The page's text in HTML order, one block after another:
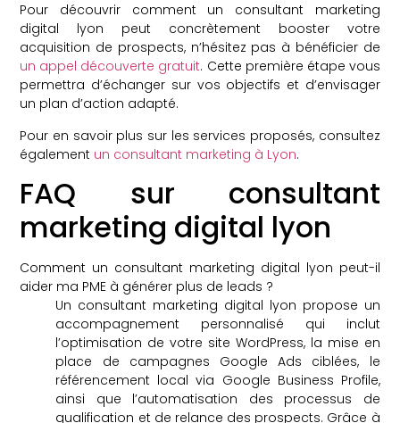
Pour découvrir comment un consultant marketing
digital lyon peut concrètement booster votre
acquisition de prospects, n’hésitez pas à bénéficier de
un appel découverte gratuit. Cette première étape vous
permettra d’échanger sur vos objectifs et d’envisager
un plan d’action adapté.
Pour en savoir plus sur les services proposés, consultez
également un consultant marketing à Lyon.
FAQ sur consultant
marketing digital lyon
Comment un consultant marketing digital lyon peut-il
aider ma PME à générer plus de leads ?
Un consultant marketing digital lyon propose un
accompagnement personnalisé qui inclut
l’optimisation de votre site WordPress, la mise en
place de campagnes Google Ads ciblées, le
référencement local via Google Business Profile,
ainsi que l’automatisation des processus de
qualification et de relance des prospects. Grâce à